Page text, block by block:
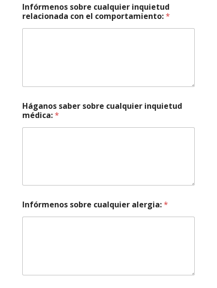
Infórmenos sobre cualquier inquietud
relacionada con el comportamiento:*
Háganos saber sobre cualquier inquietud
médica:*
Infórmenos sobre cualquier alergia:*